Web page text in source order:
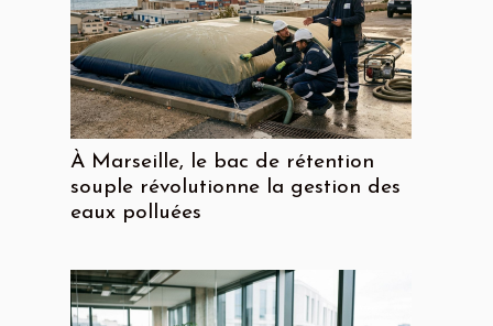
À Marseille, le bac de rétention
souple révolutionne la gestion des
eaux polluées